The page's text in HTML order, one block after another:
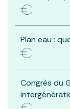
Plan eau :
Congrès du